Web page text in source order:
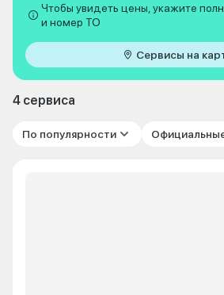
Чтобы увидеть цены, укажите
и номер ТО
Сервисы на
4 сервиса
По популярности